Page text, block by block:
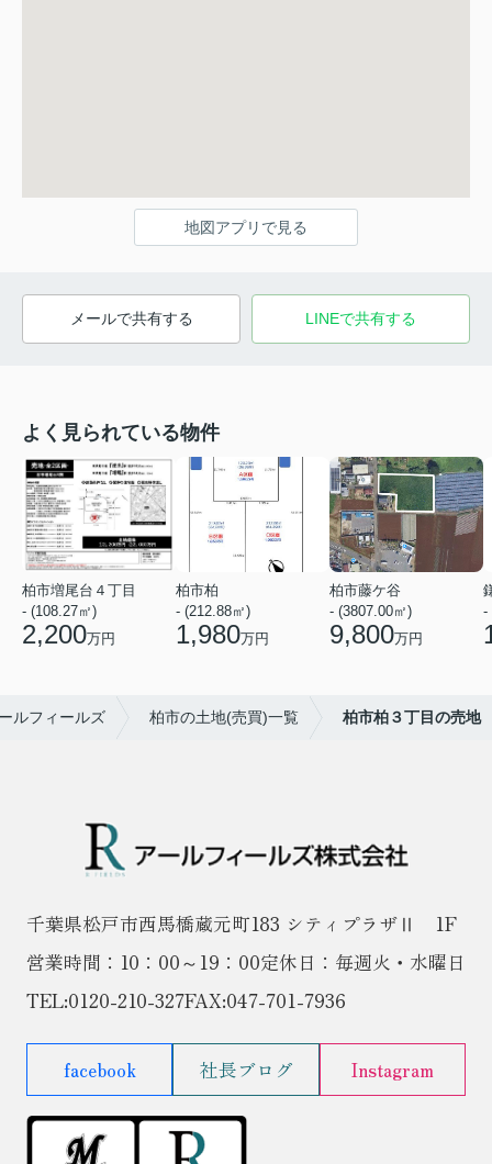
地図アプリで見る
メールで共有する LINEで共有する
よく見られている物件
柏市増尾台４丁目
- (108.27㎡)
2,200万円
柏市柏
- (212.88㎡)
1,980万円
柏市藤ケ谷
- (3807.00㎡)
9,800万円
-
ルフィールズ 柏市の土地(売買)一覧 柏市柏３丁目の売地
千葉県松戸市西馬橋蔵元町183 シティプラザⅡ 1F
営業時間：10：00～19：00定休日：毎週火・水曜日
TEL:0120-210-327FAX:047-701-7936
facebook 社長ブログ Instagram